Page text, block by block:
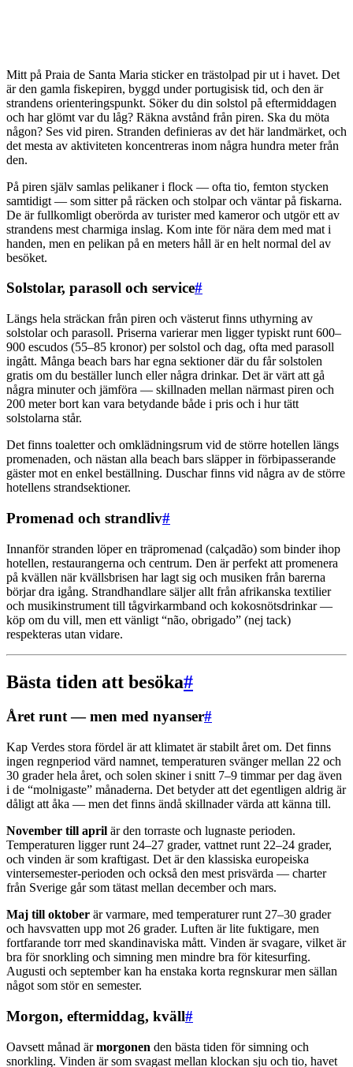
Mitt på Praia de Santa Maria sticker en trästolpad pir ut i havet. Det
är den gamla fiskepiren, byggd under portugisisk tid, och den är
strandens orienteringspunkt. Söker du din solstol på eftermiddagen
och har glömt var du låg? Räkna avstånd från piren. Ska du möta
någon? Ses vid piren. Stranden definieras av det här landmärket, och
det mesta av aktiviteten koncentreras inom några hundra meter från
den.
På piren själv samlas pelikaner i flock — ofta tio, femton stycken
samtidigt — som sitter på räcken och stolpar och väntar på fiskarna.
De är fullkomligt oberörda av turister med kameror och utgör ett av
strandens mest charmiga inslag. Kom inte för nära dem med mat i
handen, men en pelikan på en meters håll är en helt normal del av
besöket.
Solstolar, parasoll och service#
Längs hela sträckan från piren och västerut finns uthyrning av
solstolar och parasoll. Priserna varierar men ligger typiskt runt 600–
900 escudos (55–85 kronor) per solstol och dag, ofta med parasoll
ingått. Många beach bars har egna sektioner där du får solstolen
gratis om du beställer lunch eller några drinkar. Det är värt att gå
några minuter och jämföra — skillnaden mellan närmast piren och
200 meter bort kan vara betydande både i pris och i hur tätt
solstolarna står.
Det finns toaletter och omklädningsrum vid de större hotellen längs
promenaden, och nästan alla beach bars släpper in förbipasserande
gäster mot en enkel beställning. Duschar finns vid några av de större
hotellens strandsektioner.
Promenad och strandliv#
Innanför stranden löper en träpromenad (calçadão) som binder ihop
hotellen, restaurangerna och centrum. Den är perfekt att promenera
på kvällen när kvällsbrisen har lagt sig och musiken från barerna
börjar dra igång. Strandhandlare säljer allt från afrikanska textilier
och musikinstrument till tågvirkarmband och kokosnötsdrinkar —
köp om du vill, men ett vänligt “não, obrigado” (nej tack)
respekteras utan vidare.
Bästa tiden att besöka#
Året runt — men med nyanser#
Kap Verdes stora fördel är att klimatet är stabilt året om. Det finns
ingen regnperiod värd namnet, temperaturen svänger mellan 22 och
30 grader hela året, och solen skiner i snitt 7–9 timmar per dag även
i de “molnigaste” månaderna. Det betyder att det egentligen aldrig är
dåligt att åka — men det finns ändå skillnader värda att känna till.
November till april är den torraste och lugnaste perioden.
Temperaturen ligger runt 24–27 grader, vattnet runt 22–24 grader,
och vinden är som kraftigast. Det är den klassiska europeiska
vintersemester-perioden och också den mest prisvärda — charter
från Sverige går som tätast mellan december och mars.
Maj till oktober är varmare, med temperaturer runt 27–30 grader
och havsvatten upp mot 26 grader. Luften är lite fuktigare, men
fortfarande torr med skandinaviska mått. Vinden är svagare, vilket är
bra för snorkling och simning men mindre bra för kitesurfing.
Augusti och september kan ha enstaka korta regnskurar men sällan
något som stör en semester.
Morgon, eftermiddag, kväll#
Oavsett månad ärmorgonen den bästa tiden för simning och
snorkling. Vinden är som svagast mellan klockan sju och tio, havet